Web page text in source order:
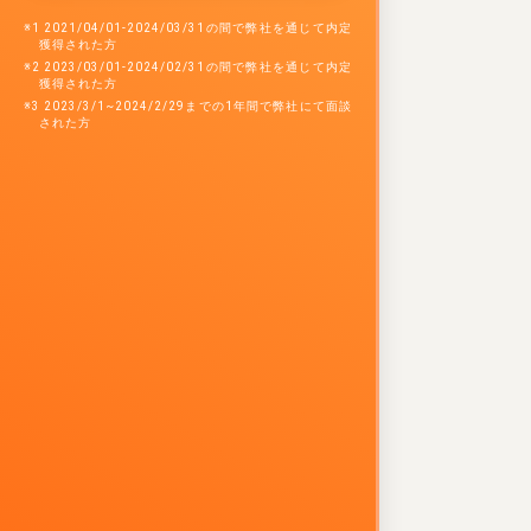
※1 2021/04/01-2024/03/31の間で弊社を通じて内定
獲得された方
※2 2023/03/01-2024/02/31の間で弊社を通じて内定
獲得された方
※3 2023/3/1~2024/2/29までの1年間で弊社にて面談
された方